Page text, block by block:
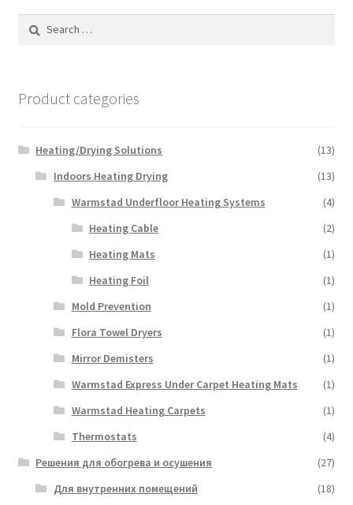
Product categories
Heating/Drying Solutions
(13)
Indoors Heating Drying
(13)
Warmstad Underfloor Heating Systems
(4)
Heating Cable
(2)
Heating Mats
(1)
Heating Foil
(1)
Mold Prevention
(1)
Flora Towel Dryers
(1)
Mirror Demisters
(1)
Warmstad Express Under Carpet Heating Mats
(1)
Warmstad Heating Carpets
(1)
Thermostats
(4)
Решения для обогрева и осушения
(27)
Для внутренних помещений
(18)